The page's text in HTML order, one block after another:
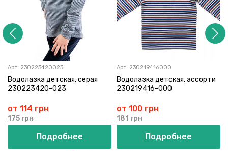
Арт: 230223420023
Водолазка детская, серая
230223420-023
от 114 грн
175 грн
Подробнее
Арт: 230219416000
Водолазка детская, ассорти
230219416-000
от 100 грн
181 грн
Подробнее